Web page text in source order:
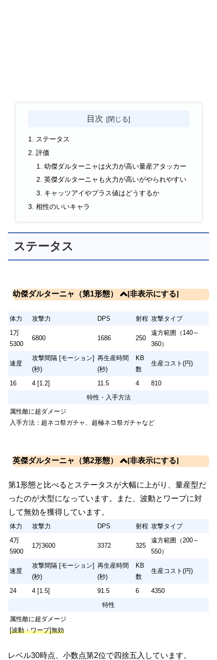
目次
ステータス
評価
幼傑ダルターニャは火力が高い量産アタッカー
英傑ダルターニャも火力が高いがやられやすい
キャッツアイやプラス値はどうするか
相性のいいキャラ
ステータス
幼傑ダルターニャ（第1形態）
体力 攻撃力 DPS 射程 攻撃タイプ
1万
5300
6800 1686 250
遠方範囲（140～
360）
速度
攻撃間隔 [モーション]
(秒)
再生産時間
(秒)
KB
数
生産コスト(円)
16 4 [1.2] 11.5 4
810
特性・入手方法
属性敵に超ダメージ
入手方法：超ネコ祭ガチャ、超極ネコ祭ガチャなど
英傑ダルターニャ（第2形態）
第1形態と比べるとステータスが大幅に上がり、量産型だ
ったのが大型になっています。また、波動とワープに対
して無効を獲得しています。
体力 攻撃力 DPS 射程 攻撃タイプ
4万
5900
1万3600 3372 325
遠方範囲（200～
550）
速度
攻撃間隔 [モーション]
(秒)
再生産時間
(秒)
KB
数
生産コスト(円)
24 4 [1.5] 91.5 6
4350
特性
属性敵に超ダメージ
[波動・ワープ]無効
レベル30時点、小数点第2位で四捨五入しています。